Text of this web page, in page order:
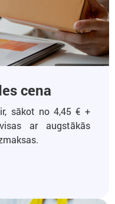
cena
sākot no 4,45 € +
ar augstākās